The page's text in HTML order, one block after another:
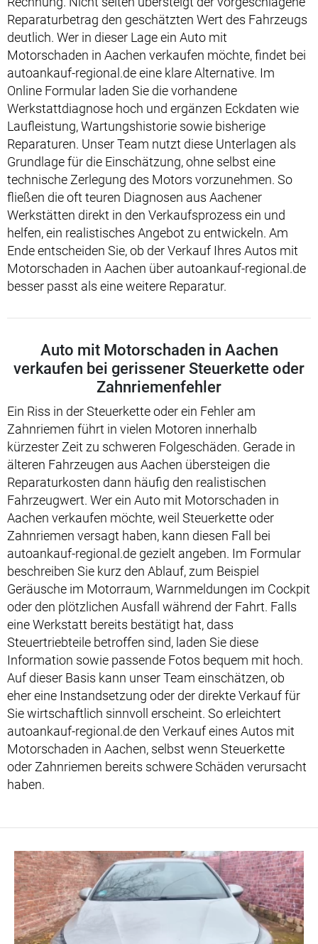
Reparaturbetrag den geschätzten Wert des Fahrzeugs
deutlich. Wer in dieser Lage ein Auto mit
Motorschaden in Aachen verkaufen möchte, findet bei
autoankauf-regional.de eine klare Alternative. Im
Online Formular laden Sie die vorhandene
Werkstattdiagnose hoch und ergänzen Eckdaten wie
Laufleistung, Wartungshistorie sowie bisherige
Reparaturen. Unser Team nutzt diese Unterlagen als
Grundlage für die Einschätzung, ohne selbst eine
technische Zerlegung des Motors vorzunehmen. So
fließen die oft teuren Diagnosen aus Aachener
Werkstätten direkt in den Verkaufsprozess ein und
helfen, ein realistisches Angebot zu entwickeln. Am
Ende entscheiden Sie, ob der Verkauf Ihres Autos mit
Motorschaden in Aachen über autoankauf-regional.de
besser passt als eine weitere Reparatur.
Auto mit Motorschaden in Aachen
verkaufen bei gerissener Steuerkette oder
Zahnriemenfehler
Ein Riss in der Steuerkette oder ein Fehler am
Zahnriemen führt in vielen Motoren innerhalb
kürzester Zeit zu schweren Folgeschäden. Gerade in
älteren Fahrzeugen aus Aachen übersteigen die
Reparaturkosten dann häufig den realistischen
Fahrzeugwert. Wer ein Auto mit Motorschaden in
Aachen verkaufen möchte, weil Steuerkette oder
Zahnriemen versagt haben, kann diesen Fall bei
autoankauf-regional.de gezielt angeben. Im Formular
beschreiben Sie kurz den Ablauf, zum Beispiel
Geräusche im Motorraum, Warnmeldungen im Cockpit
oder den plötzlichen Ausfall während der Fahrt. Falls
eine Werkstatt bereits bestätigt hat, dass
Steuertriebteile betroffen sind, laden Sie diese
Information sowie passende Fotos bequem mit hoch.
Auf dieser Basis kann unser Team einschätzen, ob
eher eine Instandsetzung oder der direkte Verkauf für
Sie wirtschaftlich sinnvoll erscheint. So erleichtert
autoankauf-regional.de den Verkauf eines Autos mit
Motorschaden in Aachen, selbst wenn Steuerkette
oder Zahnriemen bereits schwere Schäden verursacht
haben.